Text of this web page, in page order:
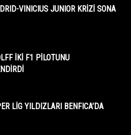
VINICIUS JUNIOR KRİZİ SONA
İKİ F1 PİLOTUNU
LİG YILDIZLARI BENFICA’DA